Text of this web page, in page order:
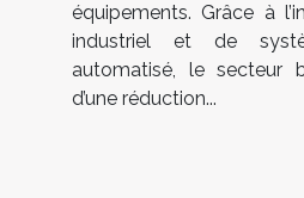
équipements. Grâce à
industriel et de
automatisé, le secteur
d’une réduction...